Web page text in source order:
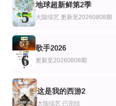
一站到底少年季第二季
李好,郭晓敏,庞博,黄圣依,张雨绮,伊能静,
美国达人第六季
卡丹·罗凯特
齿轮爱好者
Lisa McManus,Hannah Crowle
5
地球超新鲜第2季
大陆综艺 更新至20260808期
6
歌手2026
更新至20260808期
这是我的西游2
大陆综艺 已完结